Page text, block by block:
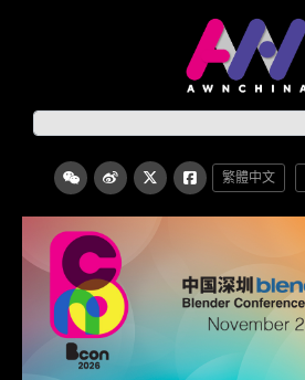
繁體中文